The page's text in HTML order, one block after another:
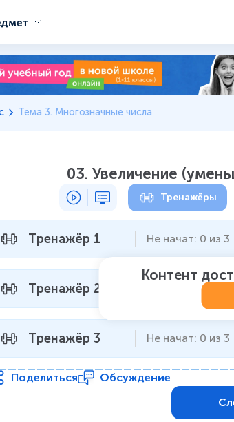
Тема 3. Многозначные числа
03. Увеличение
Тренажёры
Контент
Тренажёр 1 Не начат: 0 из3
Тренажёр 2 0
Тренажёр 3 Не начат: 0 из3
Поделиться
Обсуждение